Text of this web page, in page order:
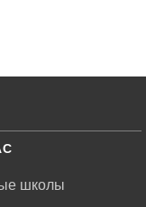
школы